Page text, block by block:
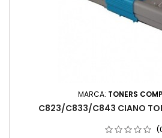
MARCA: TONERS
C823/C833/C843 CIANO